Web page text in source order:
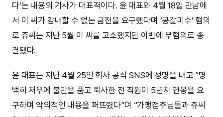
다’는 내용의 기사가 대표적이다. 윤 대표와 4월 18일 만남에
서 이 씨가 감내할 수 없는 금전을 요구했다며 ‘공갈미수’ 혐의
로 쥬씨는 지난 5월 이 씨를 고소했지만 이번에 무혐의로 종
결됐다.
윤 대표는 지난 4월 25일 회사 공식 SNS에 성명을 내고 “명
백히 처우에 불만을 품고 퇴사한 전 직원이 5년치 연봉을 요
구하며 악의적인 내용을 퍼뜨렸다”며 “가맹점주님들과 쥬씨